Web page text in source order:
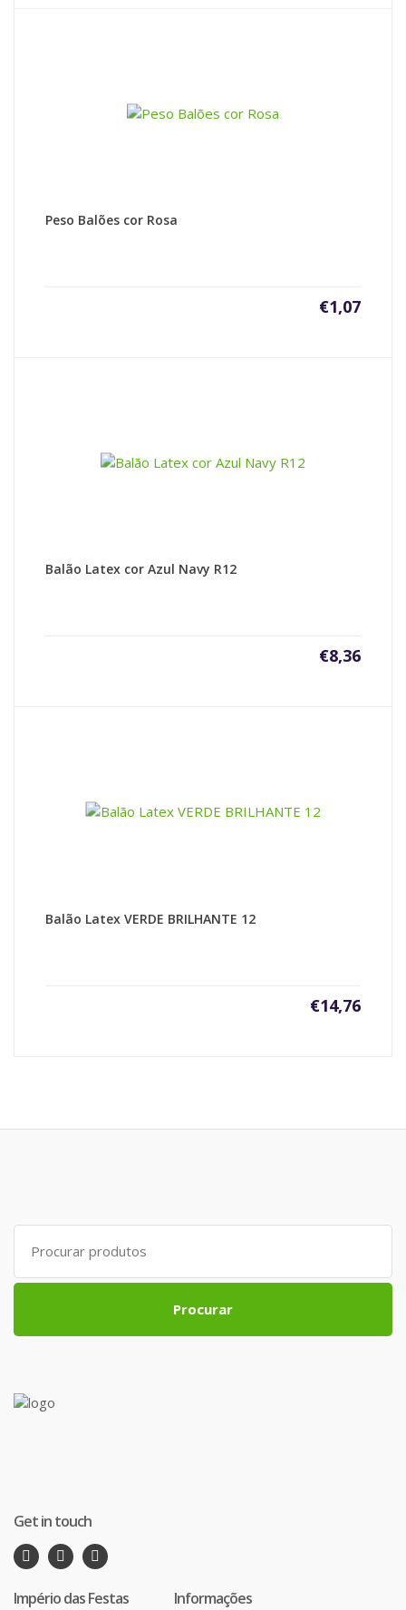
Peso Balões cor Rosa
€1,07
Balão Latex cor Azul Navy R12
€8,36
Balão Latex VERDE BRILHANTE 12
€14,76
Search
for:
Procurar
Get in touch
Império das Festas Informações